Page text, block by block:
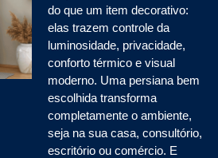
do que um item decorativo:
elas trazem controle da
luminosidade, privacidade,
conforto térmico e visual
moderno. Uma persiana bem
escolhida transforma
completamente o ambiente,
seja na sua casa, consultório,
escritório ou comércio. E